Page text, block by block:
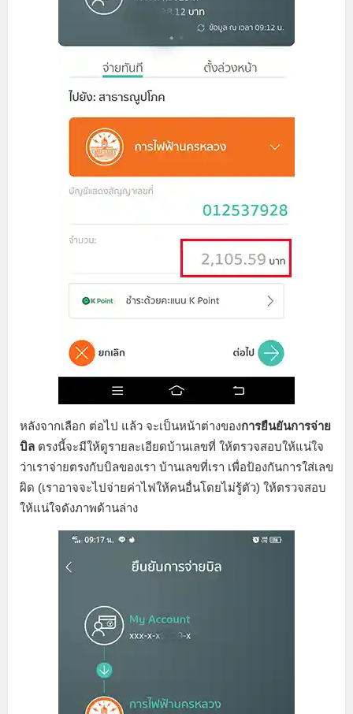
หลังจากเลือก ต่อไป แล้ว จะเป็นหน้าต่างของการยืนยันการจ่าย
บิล ตรงนี้จะมีให้ดูรายละเอียดบ้านเลขที่ ให้ตรวจสอบให้แน่ใจ
ว่าเราจ่ายตรงกับบิลของเรา บ้านเลขที่เรา เพื่อป้องกันการใส่เลข
ผิด (เราอาจจะไปจ่ายค่าไฟให้คนอื่นโดยไม่รู้ตัว) ให้ตรวจสอบ
ให้แน่ใจดังภาพด้านล่าง